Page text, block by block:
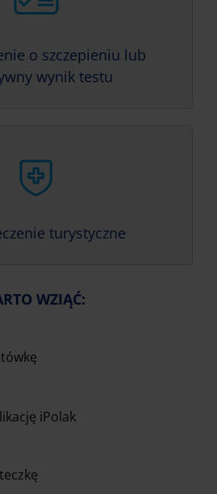
o szczepieniu lub
wynik testu
turystyczne
WZIĄĆ:
iPolak